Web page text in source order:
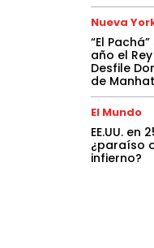
Nueva
“El
año el
Desfile
de
El Mundo
EE.UU. en
¿paraíso
infierno?